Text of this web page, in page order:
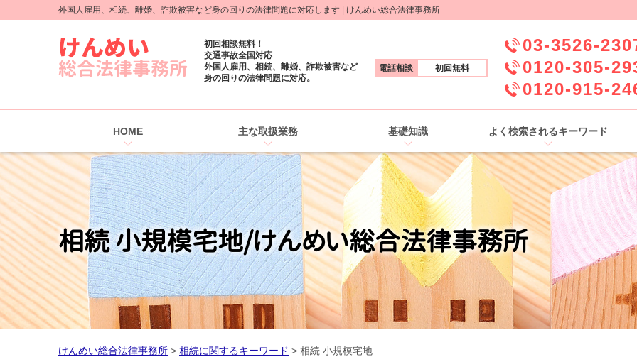
外国人雇用、相続、離婚、詐欺被害など身の回りの法律問題に対応します | けんめい総合法律事務所
初回相談無料！
交通事故全国対応
外国人雇用、相続、離婚、詐欺被害など
身の回りの法律問題に対応。
電話相談 初回無料
03-3526-
0120-305-
0120-915-
HOME 主な取扱業務 基礎知識 よく検索されるキーワード
相続 小規模宅地/けんめい総合法律事務所
けんめい総合法律事務所 > 相続に関するキーワード > 相続 小規模宅地